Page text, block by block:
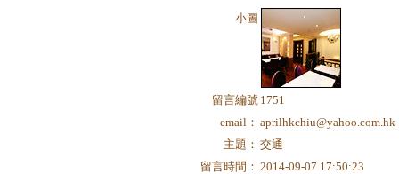
小圖
留言編號 1751
email： aprilhkchiu@yahoo.com.hk
主題： 交通
留言時間： 2014-09-07 17:50:23